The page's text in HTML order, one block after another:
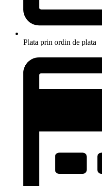
Plata prin ordin de plata